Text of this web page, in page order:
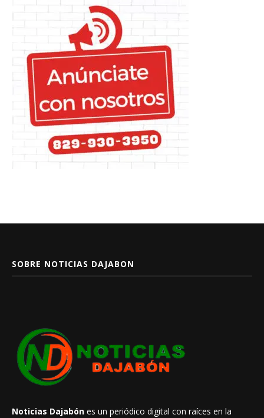
SOBRE NOTICIAS DAJABON
Noticias Dajabón es un periódico digital con raíces en la